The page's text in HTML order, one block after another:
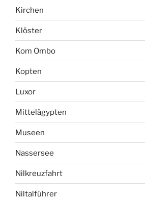
Kirchen
Klöster
Kom Ombo
Kopten
Luxor
Mittelägypten
Museen
Nassersee
Nilkreuzfahrt
Niltalführer